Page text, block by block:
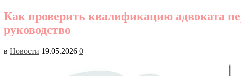
Как проверить квалификацию адвоката
руководство
в Новости 19.05.2026 0